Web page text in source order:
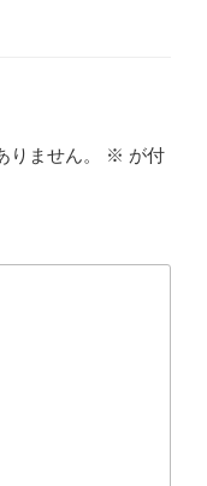
ません。 ※ が付